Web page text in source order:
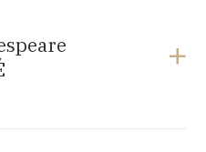
LES-DAMES